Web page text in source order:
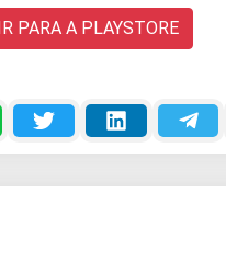
PARA A PLAYSTORE